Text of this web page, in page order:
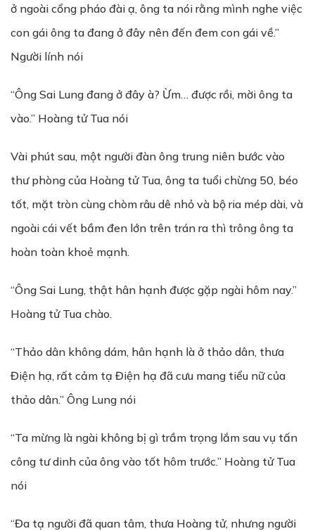
ở ngoài cổng pháo đài ạ, ông ta nói rằng mình nghe việc
con gái ông ta đang ở đây nên đến đem con gái về.”
Người lính nói
“Ông Sai Lung đang ở đây à? Ừm… được rồi, mời ông ta
vào.” Hoàng tử Tua nói
Vài phút sau, một người đàn ông trung niên bước vào
thư phòng của Hoàng tử Tua, ông ta tuổi chừng 50, béo
tốt, mặt tròn cùng chòm râu dê nhỏ và bộ ria mép dài, và
ngoài cái vết bầm đen lớn trên trán ra thì trông ông ta
hoàn toàn khoẻ mạnh.
“Ông Sai Lung, thật hân hạnh được gặp ngài hôm nay.”
Hoàng tử Tua chào.
“Thảo dân không dám, hân hạnh là ở thảo dân, thưa
Điện hạ, rất cảm tạ Điện hạ đã cưu mang tiểu nữ của
thảo dân.” Ông Lung nói
“Ta mừng là ngài không bị gì trầm trọng lắm sau vụ tấn
công tư dinh của ông vào tốt hôm trước.” Hoàng tử Tua
nói
“Đa tạ người đã quan tâm, thưa Hoàng tử, nhưng người